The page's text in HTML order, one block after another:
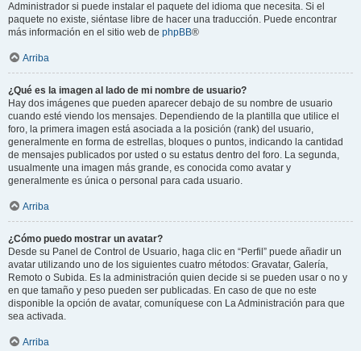
Administrador si puede instalar el paquete del idioma que necesita. Si el
paquete no existe, siéntase libre de hacer una traducción. Puede encontrar
más información en el sitio web de phpBB®
Arriba
¿Qué es la imagen al lado de mi nombre de usuario?
Hay dos imágenes que pueden aparecer debajo de su nombre de usuario
cuando esté viendo los mensajes. Dependiendo de la plantilla que utilice el
foro, la primera imagen está asociada a la posición (rank) del usuario,
generalmente en forma de estrellas, bloques o puntos, indicando la cantidad
de mensajes publicados por usted o su estatus dentro del foro. La segunda,
usualmente una imagen más grande, es conocida como avatar y
generalmente es única o personal para cada usuario.
Arriba
¿Cómo puedo mostrar un avatar?
Desde su Panel de Control de Usuario, haga clic en “Perfil” puede añadir un
avatar utilizando uno de los siguientes cuatro métodos: Gravatar, Galería,
Remoto o Subida. Es la administración quien decide si se pueden usar o no y
en que tamaño y peso pueden ser publicadas. En caso de que no este
disponible la opción de avatar, comuníquese con La Administración para que
sea activada.
Arriba